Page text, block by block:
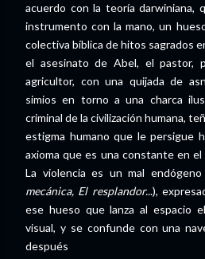
acuerdo con la teoría darwiniana,
instrumento con la mano, un
colectiva bíblica de hitos sagrados
el asesinato de Abel, el pastor,
agricultor, con una quijada de
simios en torno a una charca
criminal de la civilización humana,
estigma humano que le persigue
axioma que es una constante en
La violencia es un mal
mecánica, El resplandor...),
ese hueso que lanza al espacio
visual, y se confunde con una
después